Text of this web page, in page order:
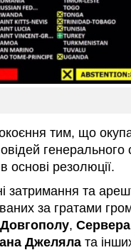
тим, що
генерального
резолюції.
затримання та
за гратами
, Сервера
Джеляла та